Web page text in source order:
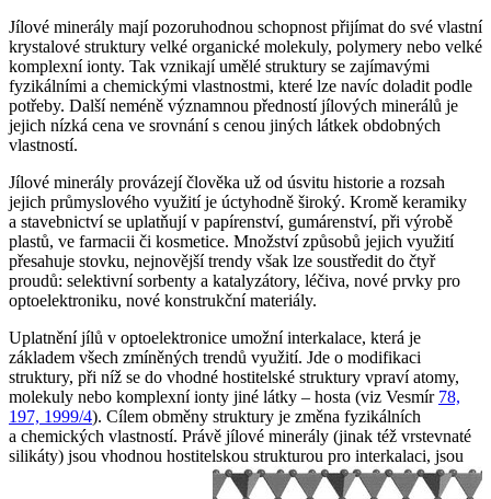
Jílové minerály mají pozoruhodnou schopnost přijímat do své vlastní
krystalové struktury velké organické molekuly, polymery nebo velké
komplexní ionty. Tak vznikají umělé struktury se zajímavými
fyzikálními a chemickými vlastnostmi, které lze navíc doladit podle
potřeby. Další neméně významnou předností jílových minerálů je
jejich nízká cena ve srovnání s cenou jiných látkek obdobných
vlastností.
Jílové minerály provázejí člověka už od úsvitu historie a rozsah
jejich průmyslového využití je úctyhodně široký. Kromě keramiky
a stavebnictví se uplatňují v papírenství, gumárenství, při výrobě
plastů, ve farmacii či kosmetice. Množství způsobů jejich využití
přesahuje stovku, nejnovější trendy však lze soustředit do čtyř
proudů: selektivní sorbenty a katalyzátory, léčiva, nové prvky pro
optoelektroniku, nové konstrukční materiály.
Uplatnění jílů v optoelektronice umožníinterkalace, která je
základem všech zmíněných trendů využití. Jde o modifikaci
struktury, při níž se do vhodné hostitelské struktury vpraví atomy,
molekuly nebo komplexní ionty jiné látky – hosta (viz Vesmír 78,
197, 1999/4). Cílem obměny struktury je změna fyzikálních
a chemických vlastností. Právě jílové minerály (jinak též vrstevnaté
silikáty) jsou vhodnou hostitelskou strukturou pro interkalaci, jsou